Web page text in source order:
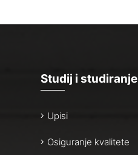
Studij i studiranje
Upisi
Osiguranje kvalitete